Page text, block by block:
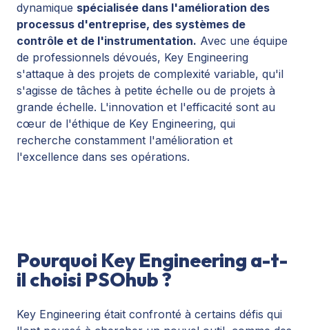
dynamique spécialisée dans l'amélioration des
processus d'entreprise, des systèmes de
contrôle et de l'instrumentation. Avec une équipe
de professionnels dévoués, Key Engineering
s'attaque à des projets de complexité variable, qu'il
s'agisse de tâches à petite échelle ou de projets à
grande échelle. L'innovation et l'efficacité sont au
cœur de l'éthique de Key Engineering, qui
recherche constamment l'amélioration et
l'excellence dans ses opérations.
Pourquoi Key Engineering a-t-
il choisi PSOhub ?
Key Engineering était confronté à certains défis qui